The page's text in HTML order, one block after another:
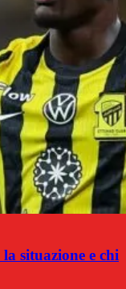
situazione e chi